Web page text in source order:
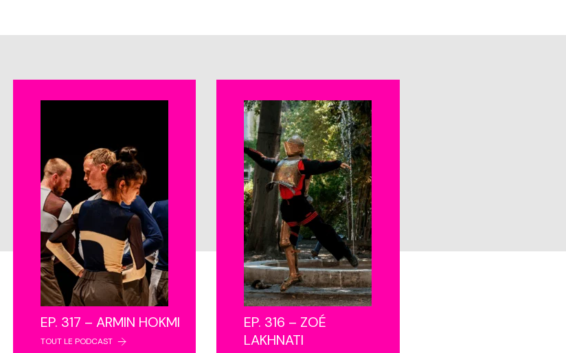
EP. 317 – ARMIN HOKMI
TOUT LE PODCAST
EP. 316 – ZOÉ
LAKHNATI